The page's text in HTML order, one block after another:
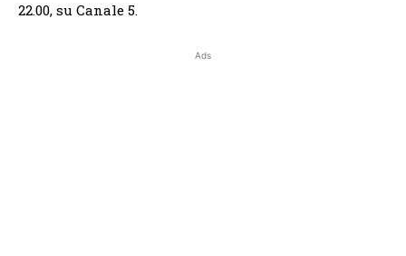
22.00, su Canale 5.
Ads